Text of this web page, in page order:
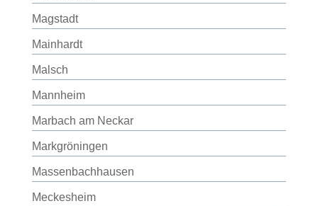
Magstadt
Mainhardt
Malsch
Mannheim
Marbach am Neckar
Markgröningen
Massenbachhausen
Meckesheim